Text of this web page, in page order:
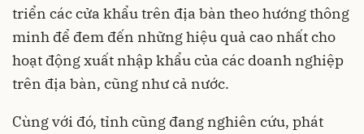
triển các cửa khẩu trên địa bàn theo hướng thông
minh để đem đến những hiệu quả cao nhất cho
hoạt động xuất nhập khẩu của các doanh nghiệp
trên địa bàn, cũng như cả nước.
Cùng với đó, tỉnh cũng đang nghiên cứu, phát